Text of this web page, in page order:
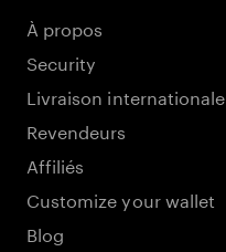
À propos
Security
Livraison internationale
Revendeurs
Affiliés
Customize your wallet
Blog